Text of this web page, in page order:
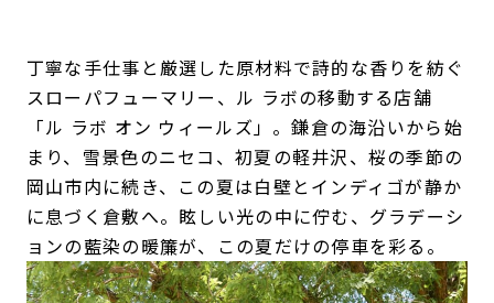
丁寧な手仕事と厳選した原材料で詩的な香りを紡ぐ
スローパフューマリー、ル ラボの移動する店舗
「ル ラボ オン ウィールズ」。鎌倉の海沿いから始
まり、雪景色のニセコ、初夏の軽井沢、桜の季節の
岡山市内に続き、この夏は白壁とインディゴが静か
に息づく倉敷へ。眩しい光の中に佇む、グラデーシ
ョンの藍染の暖簾が、この夏だけの停車を彩る。